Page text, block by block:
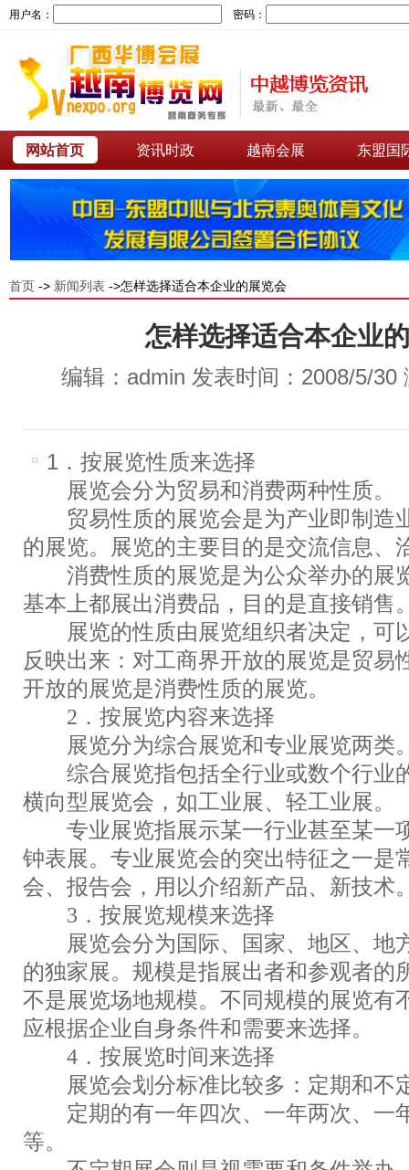
用户名： 密码：
网站首页 资讯时政 越南会展 东盟国
首页 -> 新闻列表 ->怎样选择适合本企业的展览会
怎样选择适合本企业
编辑：admin 发表时间：2008/5/30
1．按展览性质来选择
展览会分为贸易和消费两种性质。
贸易性质的展览会是为产业即制造
的展览。展览的主要目的是交流信息、
消费性质的展览是为公众举办的展
基本上都展出消费品，目的是直接销售
展览的性质由展览组织者决定，可
反映出来：对工商界开放的展览是贸易
开放的展览是消费性质的展览。
2．按展览内容来选择
展览分为综合展览和专业展览两类
综合展览指包括全行业或数个行业
横向型展览会，如工业展、轻工业展。
专业展览指展示某一行业甚至某一
钟表展。专业展览会的突出特征之一是
会、报告会，用以介绍新产品、新技术
3．按展览规模来选择
展览会分为国际、国家、地区、地
的独家展。规模是指展出者和参观者的
不是展览场地规模。不同规模的展览有
应根据企业自身条件和需要来选择。
4．按展览时间来选择
展览会划分标准比较多：定期和不
定期的有一年四次、一年两次、一
等。